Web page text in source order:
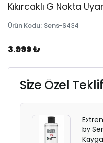
Kıkırdaklı G Nokta
Ürün Kodu: Sens-S434
3.999 ₺
Size Özel Teklif
by